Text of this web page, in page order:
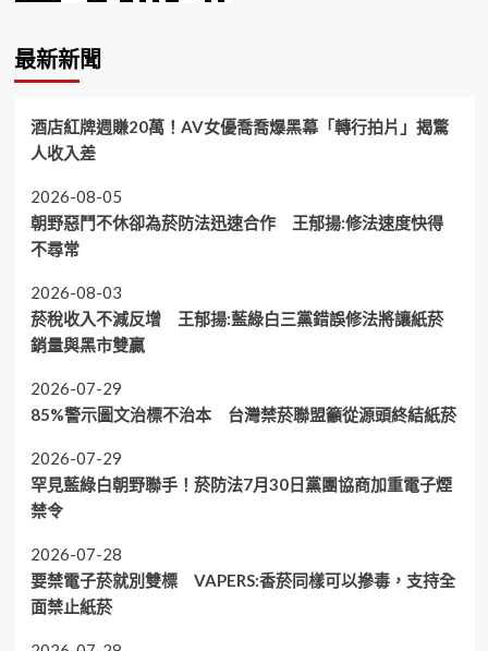
最新新聞
酒店紅牌週賺20萬！AV女優喬喬爆黑幕「轉行拍片」揭驚
人收入差
2026-08-05
朝野惡鬥不休卻為菸防法迅速合作 王郁揚:修法速度快得
不尋常
2026-08-03
菸稅收入不減反增 王郁揚:藍綠白三黨錯誤修法將讓紙菸
銷量與黑市雙贏
2026-07-29
85%警示圖文治標不治本 台灣禁菸聯盟籲從源頭終結紙菸
2026-07-29
罕見藍綠白朝野聯手！菸防法7月30日黨團協商加重電子煙
禁令
2026-07-28
要禁電子菸就別雙標 VAPERS:香菸同樣可以摻毒，支持全
面禁止紙菸